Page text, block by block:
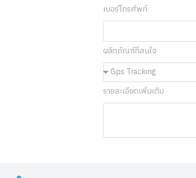
เบอร์โทรศัพท์
ผลิตภัณฑ์ที่สนใจ
รายละเอียดเพิ่มเติม